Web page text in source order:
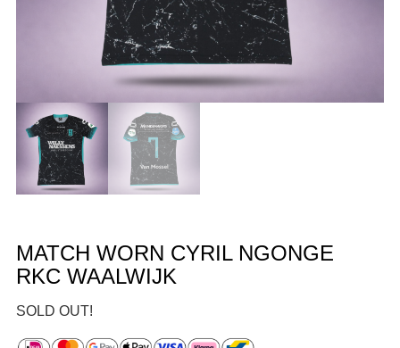
MATCH WORN CYRIL NGONGE
RKC WAALWIJK
SOLD OUT!